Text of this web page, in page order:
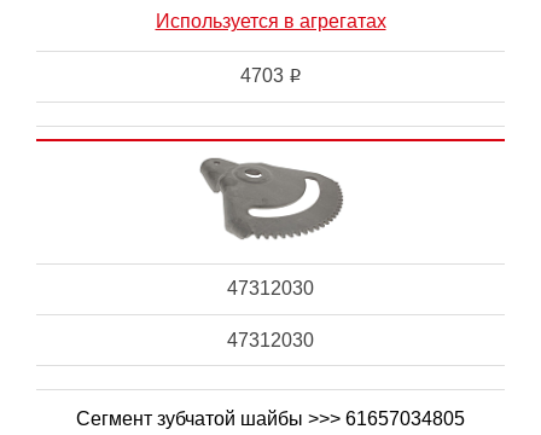
Используется в агрегатах
4703 i
47312030
47312030
Сегмент зубчатой шайбы >>> 61657034805